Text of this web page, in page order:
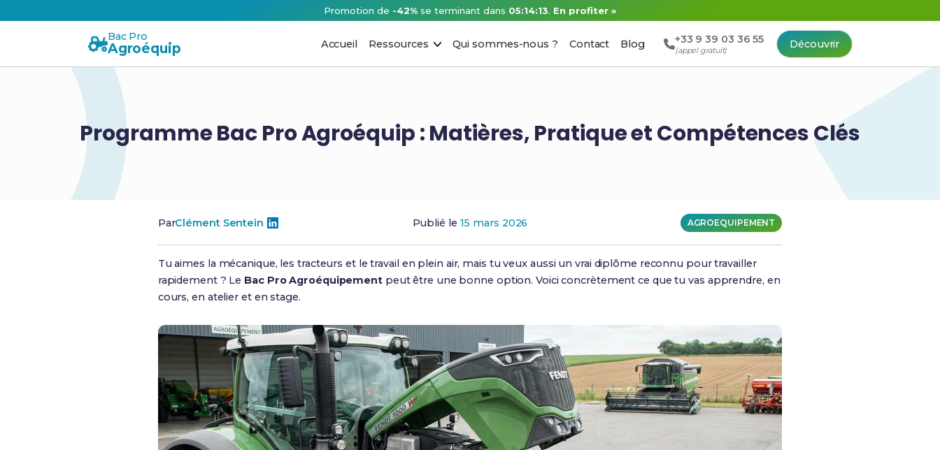
Promotion de -42% se terminant dans 05:14:12. En profiter »
Bac Pro
Agroéquip Accueil Ressources Qui sommes-nous ? Contact Blog +33 9 39 03 36 55
(appel gratuit)
Découvrir
Programme Bac Pro Agroéquip : Matières, Pratique et Compétences Clés
ParClément Sentein Publié le 15 mars 2026 AGROEQUIPEMENT
Tu aimes la mécanique, les tracteurs et le travail en plein air, mais tu veux aussi un vrai diplôme reconnu pour travailler
rapidement ? Le Bac Pro Agroéquipementpeut être une bonne option. Voici concrètement ce que tu vas apprendre, en
cours, en atelier et en stage.